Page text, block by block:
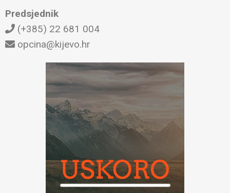
Predsjednik
(+385) 22 681 004
opcina@kijevo.hr